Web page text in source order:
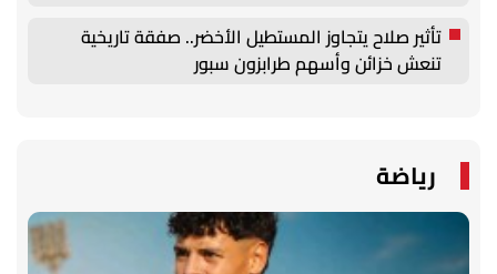
تأثير صلاح يتجاوز المستطيل الأخضر.. صفقة تاريخية
تنعش خزائن وأسهم طرابزون سبور
رياضة